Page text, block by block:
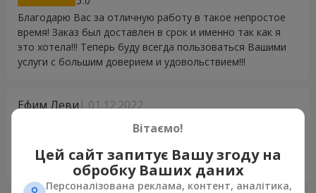
Благодарю Вас за отличную работу в такое непростое
время! Заказ был доставлен в срок и именно так как я
это хотела!!! Теперь буду всегда пользоваться Вашими
услуги с большим доверием и удовольствием!!!
Ефим Леви 01.12.2022
Огромное спасибо,вы сближаете сердца,души и
континенты.Сегодня это особено важно.Все вместе
выстоим и победим!
Вітаємо!
Цей сайт запитує Вашу згоду на
обробку Ваших даних
Персоналізована реклама, контент, аналітика,